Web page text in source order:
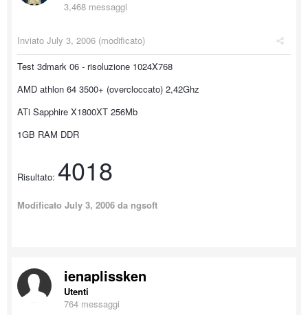
3,468 messaggi
Inviato July 3, 2006 (modificato)
Test 3dmark 06 - risoluzione 1024X768
AMD athlon 64 3500+ (overcloccato) 2,42Ghz
ATi Sapphire X1800XT 256Mb
1GB RAM DDR
Risultato: 4018
Modificato July 3, 2006 da ngsoft
ienaplissken
Utenti
764 messaggi